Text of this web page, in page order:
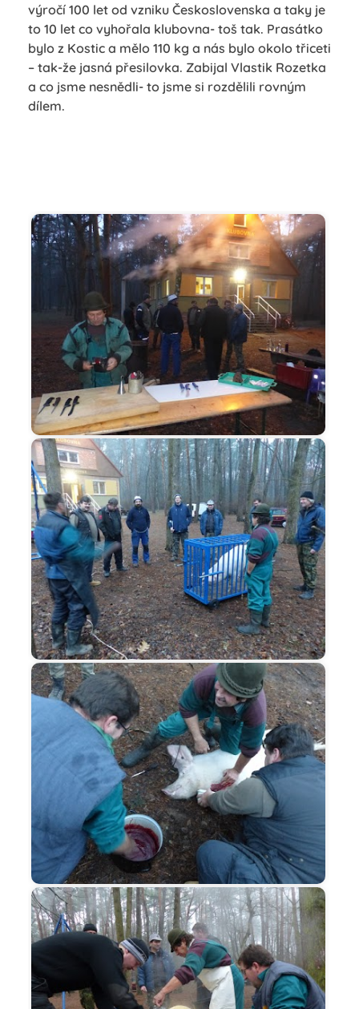
výročí 100 let od vzniku Československa a taky je
to 10 let co vyhořala klubovna- toš tak. Prasátko
bylo z Kostic a mělo 110 kg a nás bylo okolo třiceti
– tak-že jasná přesilovka. Zabijal Vlastik Rozetka
a co jsme nesnědli- to jsme si rozdělili rovným
dílem.